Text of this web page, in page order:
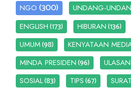
NGO (300) UNDANG-
ENGLISH(173) HIBURAN(136)
UMUM(98) KENYATAAN
MINDA PRESIDEN(96) ULASAN
SOSIAL(83) TIPS(67)